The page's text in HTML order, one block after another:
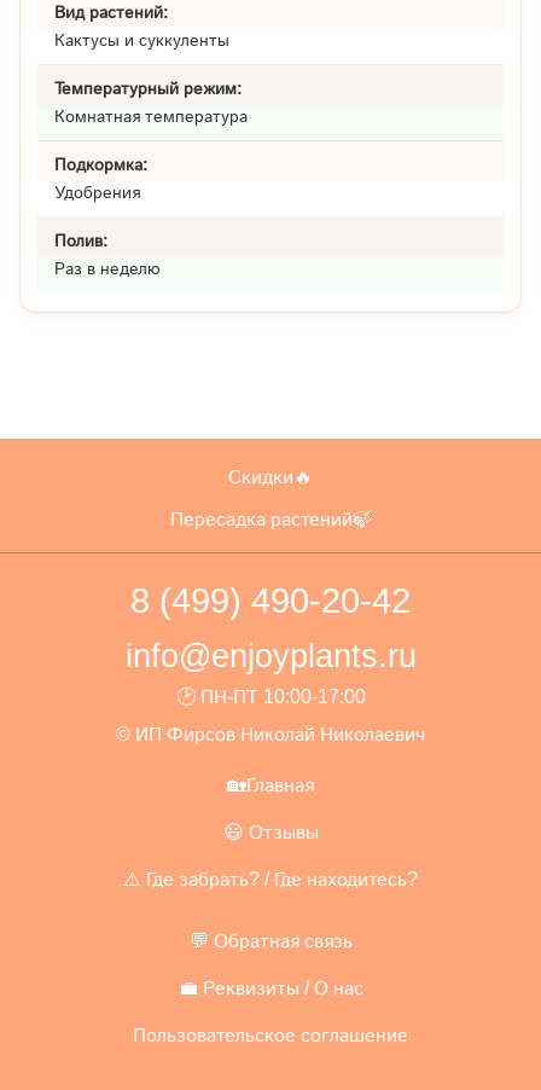
Вид растений:
Кактусы и суккуленты
Температурный режим:
Комнатная температура
Подкормка:
Удобрения
Полив:
Раз в неделю
Скидки🔥
Пересадка растений🍃
8 (499) 490-20-42
info@enjoyplants.ru
🕑 ПН-ПТ 10:00-17:00
© ИП Фирсов Николай Николаевич
🏡Главная
😃 Отзывы
⚠️ Где забрать? / Где находитесь?
💬 Обратная связь
💼 Реквизиты / О нас
Пользовательское соглашение